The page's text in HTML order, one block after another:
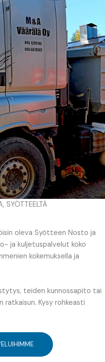
SYÖTTEELTÄ
oleva Syötteen Nosto ja
ja kuljetuspalvelut koko
kokemuksella ja
teiden kunnossapito tai
ratkaisun. Kysy rohkeasti